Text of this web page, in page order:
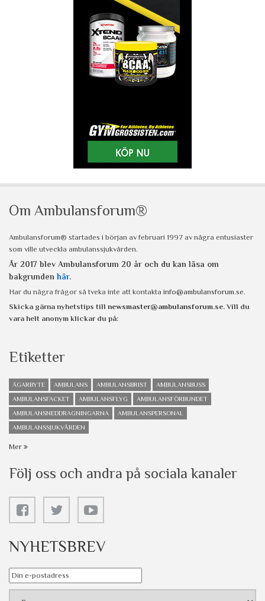
Om Ambulansforum®
Ambulansforum® startades i början av februari 1997 av några entusiaster
som ville utveckla ambulanssjukvården.
År 2017 blev Ambulansforum 20 år och du kan läsa om
bakgrunden här.
Har du några frågor så tveka inte att kontakta info@ambulansforum.se.
Skicka gärna nyhetstips till newsmaster@ambulansforum.se. Vill du
vara helt anonym klickar du på:
Etiketter
ÄGARBYTE AMBULANS AMBULANSBRIST
AMBULANSBUSS
AMBULANSFACKET
AMBULANSFLYG
AMBULANSFÖRBUNDET
AMBULANSNEDDRAGNINGARNA
AMBULANSPERSONAL
AMBULANSSJUKVÅRDEN
Mer
Följ oss och andra på sociala kanaler
NYHETSBREV